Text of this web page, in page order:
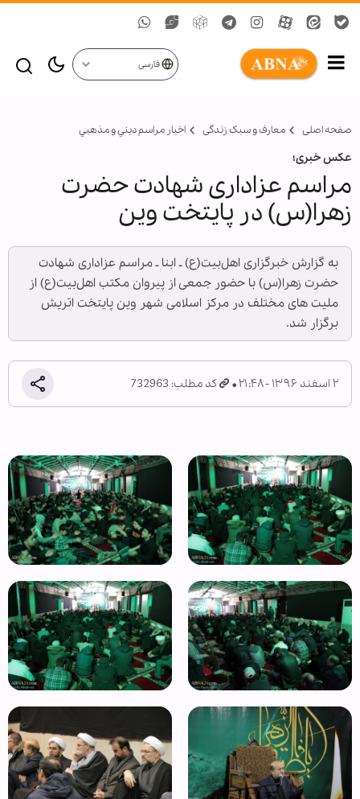
فارسی
صفحه اصلی معارف و سبک زندگی اخبار مراسم ديني و مذهبي
عکس خبری؛
مراسم عزاداری شهادت حضرت
زهرا(س) در پایتخت وین
به گزارش خبرگزاری اهل‌بیت(ع) ـ ابنا ـ مراسم عزاداری شهادت
حضرت زهرا(س) با حضور جمعی از پیروان مکتب اهل‌بیت(ع) از
ملیت های مختلف در مرکز اسلامی شهر وین پایتخت اتریش
برگزار شد.
۲ اسفند ۱۳۹۶ - ۲۱:۴۸ کد مطلب: 732963